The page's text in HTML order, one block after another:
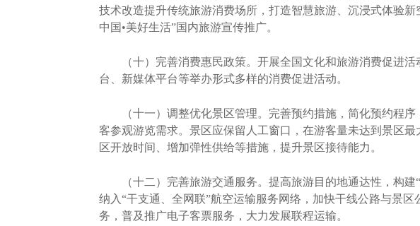
技术改造提升传统旅游消费场所，打造智慧旅游、沉浸式体验
中国•美好生活”国内旅游宣传推广。
（十）完善消费惠民政策。开展全国文化和旅游消费促进活
台、新媒体平台等举办形式多样的消费促进活动。
（十一）调整优化景区管理。完善预约措施，简化预约程序
客参观游览需求。景区应保留人工窗口，在游客量未达到景区
区开放时间、增加弹性供给等措施，提升景区接待能力。
（十二）完善旅游交通服务。提高旅游目的地通达性，构建
纳入“干支通、全网联”航空运输服务网络，加快干线公路与景
务，普及推广电子客票服务，大力发展联程运输。